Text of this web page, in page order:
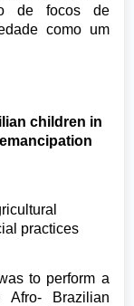
de focos de
como um
children in
practices
to perform a
Afro- Brazilian